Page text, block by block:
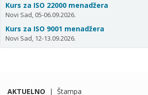
Kurs za ISO 22000 menadžera
Novi Sad, 05-06.09.2026.
Kurs za ISO 9001 menadžera
Novi Sad, 12-13.09.2026.
AKTUELNO | Štampa